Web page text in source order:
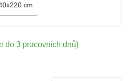
cm
do 3 pracovních dnů)